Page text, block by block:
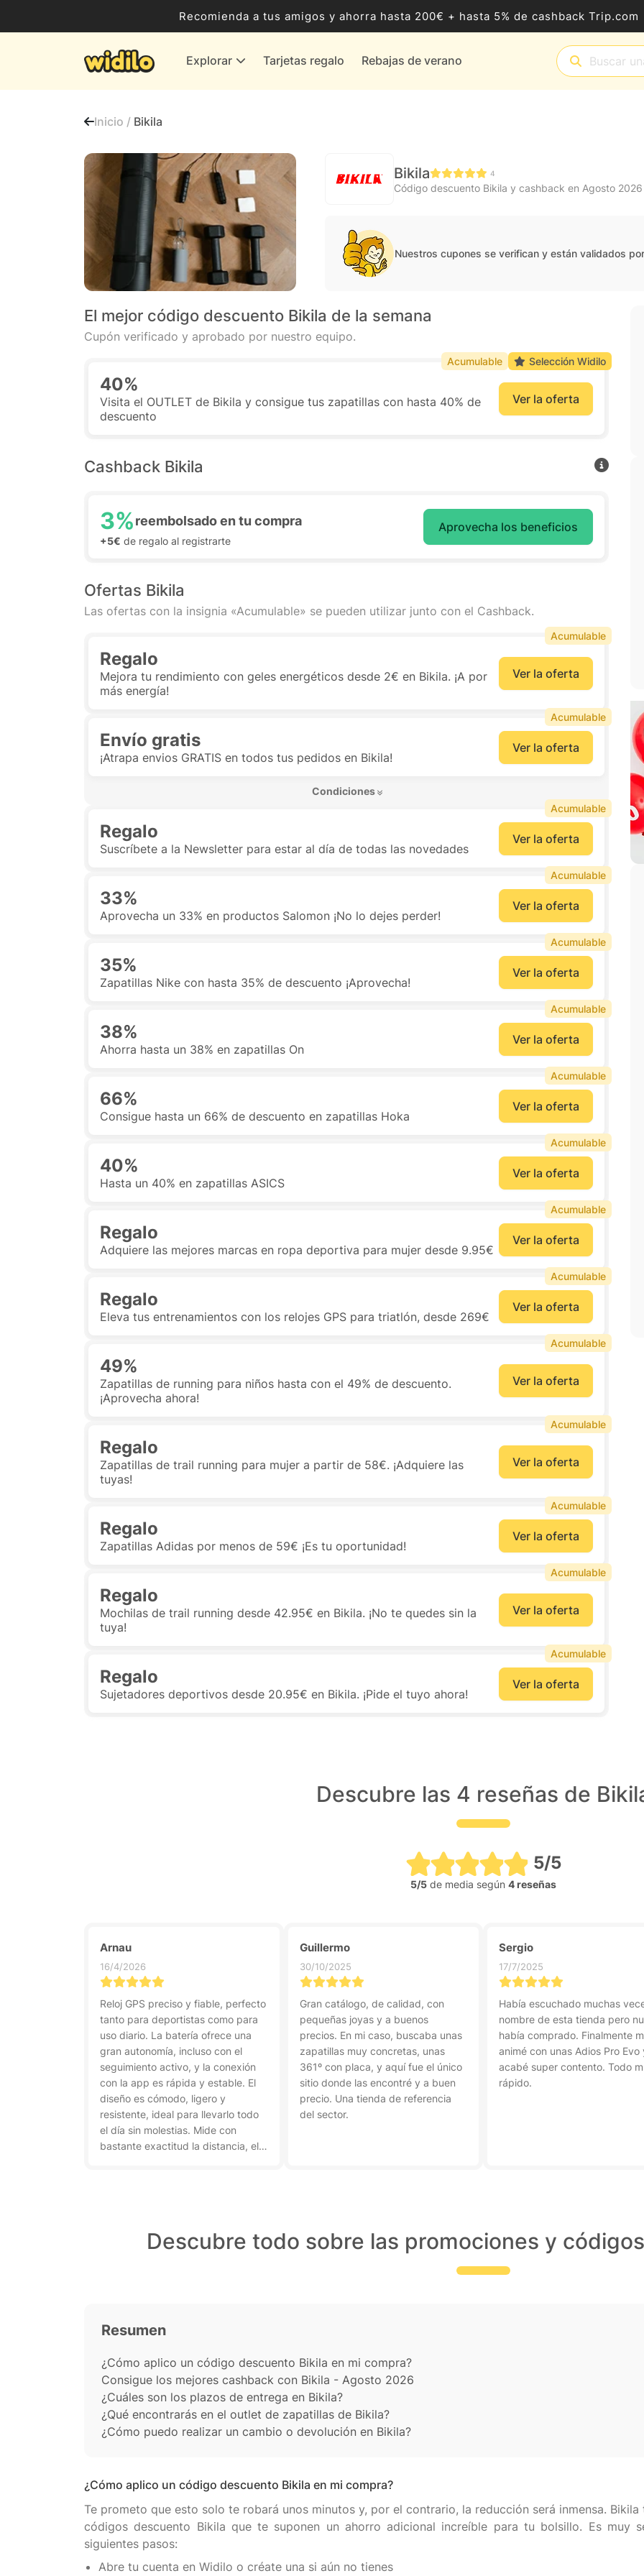
Recomienda a tus amigos y ahorra hasta 200€ + hasta 5% de cashback Trip.com
Explorar Tarjetas regalo Rebajas de verano
Ocio, Entretenimiento y Cultura
Proveedores de gas y energía
Todas las tiendas
Inicio / Bikila
Bikila 4
Código descuento Bikila y cashback en Agosto 2026
Nuestros cupones se verifican y están validados
El mejor código descuento Bikila de la semana
Cupón verificado y aprobado por nuestro equipo.
40%
Visita el OUTLET de Bikila y consigue tus zapatillas con hasta 40% de
descuento
Ver la oferta
Acumulable Selección Widilo
Cashback Bikila
3%reembolsado en tu compra
+5€ de regalo al registrarte
Aprovecha los beneficios
Ofertas Bikila
Las ofertas con la insignia «Acumulable» se pueden utilizar junto con el Cashback.
Regalo
Mejora tu rendimiento con geles energéticos desde 2€ en Bikila. ¡A por
más energía!
Ver la oferta
Acumulable
Envío gratis
¡Atrapa envios GRATIS en todos tus pedidos en Bikila!
Ver la oferta
Condiciones
Acumulable
Regalo
Suscríbete a la Newsletter para estar al día de todas las novedades
Ver la oferta
Acumulable
33%
Aprovecha un 33% en productos Salomon ¡No lo dejes perder!
Ver la oferta
Acumulable
35%
Zapatillas Nike con hasta 35% de descuento ¡Aprovecha!
Ver la oferta
Acumulable
38%
Ahorra hasta un 38% en zapatillas On
Ver la oferta
Acumulable
66%
Consigue hasta un 66% de descuento en zapatillas Hoka
Ver la oferta
Acumulable
40%
Hasta un 40% en zapatillas ASICS
Ver la oferta
Acumulable
Regalo
Adquiere las mejores marcas en ropa deportiva para mujer desde 9.95€
Ver la oferta
Acumulable
Regalo
Eleva tus entrenamientos con los relojes GPS para triatlón, desde 269€
Ver la oferta
Acumulable
49%
Zapatillas de running para niños hasta con el 49% de descuento.
¡Aprovecha ahora!
Ver la oferta
Acumulable
Regalo
Zapatillas de trail running para mujer a partir de 58€. ¡Adquiere las
tuyas!
Ver la oferta
Acumulable
Regalo
Zapatillas Adidas por menos de 59€ ¡Es tu oportunidad!
Ver la oferta
Acumulable
Regalo
Mochilas de trail running desde 42.95€ en Bikila. ¡No te quedes sin la
tuya!
Ver la oferta
Acumulable
Regalo
Sujetadores deportivos desde 20.95€ en Bikila. ¡Pide el tuyo ahora!
Ver la oferta
Acumulable
Descubre las 4 reseñas de
5/5
5/5de media según 4 reseñas
Arnau
16/4/2026
Reloj GPS preciso y fiable, perfecto
tanto para deportistas como para
uso diario. La batería ofrece una
gran autonomía, incluso con el
seguimiento activo, y la conexión
con la app es rápida y estable. El
diseño es cómodo, ligero y
resistente, ideal para llevarlo todo
el día sin molestias. Mide con
bastante exactitud la distancia, el
Guillermo
30/10/2025
Gran catálogo, de calidad, con
pequeñas joyas y a buenos
precios. En mi caso, buscaba unas
zapatillas muy concretas, unas
361º con placa, y aquí fue el único
sitio donde las encontré y a buen
precio. Una tienda de referencia
del sector.
Sergio
17/7/2025
Había escuchado muchas
nombre de esta tienda pero
había comprado. Finalmente
animé con unas Adios Pro Evo
acabé super contento. Todo
rápido.
Descubre todo sobre las promociones y
Resumen
¿Cómo aplico un código descuento Bikila en mi compra?
Consigue los mejores cashback con Bikila - Agosto 2026
¿Cuáles son los plazos de entrega en Bikila?
¿Qué encontrarás en el outlet de zapatillas de Bikila?
¿Cómo puedo realizar un cambio o devolución en Bikila?
¿Cómo aplico un código descuento Bikila en mi compra?
Te prometo que esto solo te robará unos minutos y, por el contrario, la reducción será inmensa.
códigos descuento Bikila que te suponen un ahorro adicional increíble para tu bolsillo. Es muy
Abre tu cuenta en Widilo o créate una si aún no tienes